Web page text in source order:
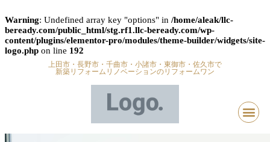
Warning: Undefined array key "options" in /home/aleak/llc-
beready.com/public_html/stg.rf1.llc-beready.com/wp-
content/plugins/elementor-pro/modules/theme-builder/widgets/site-
logo.php on line 192
上田市・長野市・千曲市・小諸市・東御市・佐久市で
新築リフォームリノベーションのリフォームワン